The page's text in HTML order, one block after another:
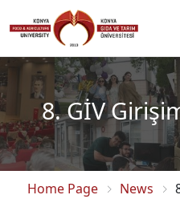
8. GİV
Home Page News